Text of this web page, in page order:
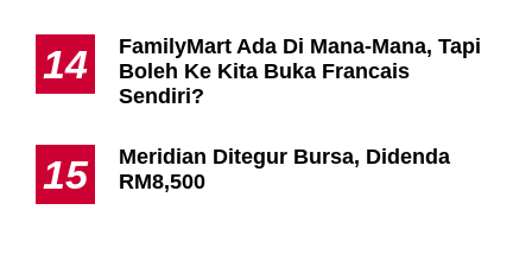
14
FamilyMart Ada Di Mana-Mana, Tapi
Boleh Ke Kita Buka Francais
Sendiri?
15
Meridian Ditegur Bursa, Didenda
RM8,500